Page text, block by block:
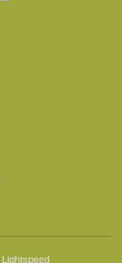
Lightspeed